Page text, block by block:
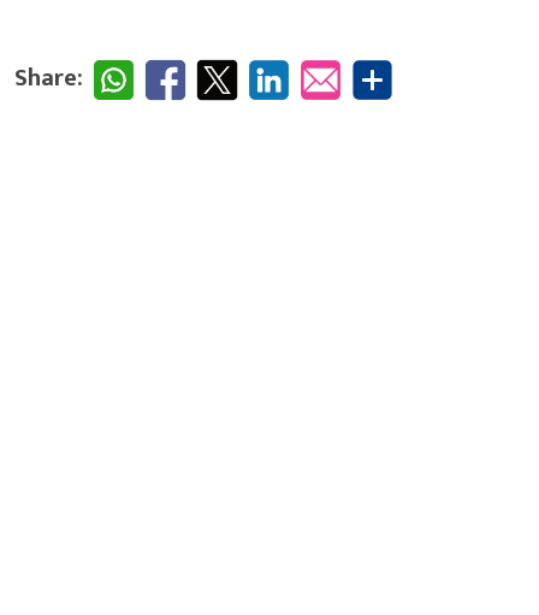
Share: